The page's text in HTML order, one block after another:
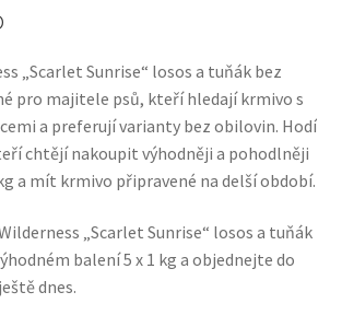
„Scarlet Sunrise“ losos a tuňák bez
pro majitele psů, kteří hledají krmivo s
a preferují varianty bez obilovin. Hodí
chtějí nakoupit výhodněji a pohodlněji
a mít krmivo připravené na delší období.
„Scarlet Sunrise“ losos a tuňák
balení 5 x 1 kg a objednejte do
dnes.